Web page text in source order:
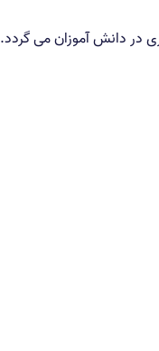
در دانش آموزان می گردد.